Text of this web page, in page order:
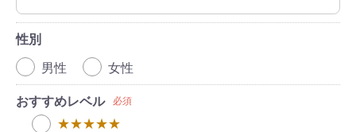
性別
男性
女性
おすすめレベル 必須
★★★★★